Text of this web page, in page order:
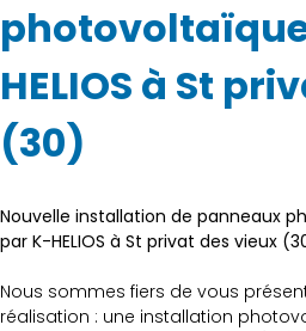
HELIOS à St
(30)
Nouvelle installation de panneaux
par K-HELIOS à St privat des vieux
Nous sommes fiers de vous
réalisation : une installation